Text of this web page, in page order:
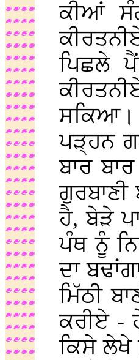
ਕੀਆਂ
ਪਿਛਲੇ
ਸਕਿਆ।
ਪੜ੍ਹਨ
ਬਾਰ
ਹੈ, ਬੇੜੇ
ਪੰਥ ਨੂੰ
ਦਾ
ਮਿੱਠੀ
ਕਰੀਏ -
ਕਿਸੇ ਲੇਖੇ